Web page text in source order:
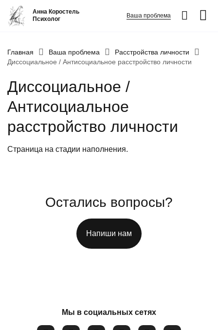
Анна Коростель
Психолог
Ваша проблема
Абьюз
Агрессия
Границы личности
Живу ради детей
Конфликты и отсутствие взаимопонимания в семье
Неудовлетворенность
Посттравматический стресс
Потеря смысла жизни
Расстройство пищевого поведения
Созависимые и контрзависимые отношения
Главная Ваша проблема
Расстройства личности
Диссоциальное / Антисоциальное расстройство личности
Диссоциальное /
Антисоциальное
расстройство личности
Страница на стадии наполнения.
Остались вопросы?
Напиши нам
Мы в социальных сетях
ФИО *
Соглашаюсь на обработкуперсональных данных